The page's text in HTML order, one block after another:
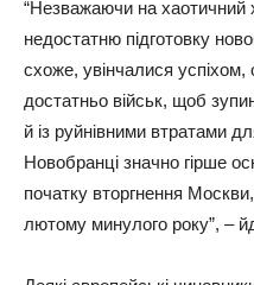
“Незважаючи на хаотичний
недостатню підготовку
схоже, увінчалися успіхом,
достатньо військ, щоб
й із руйнівними втратами
Новобранці значно гірше
початку вторгнення
лютому минулого року”, –